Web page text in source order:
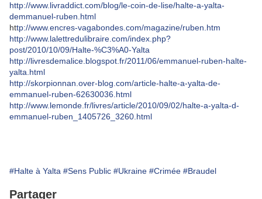
http://www.livraddict.com/blog/le-coin-de-lise/halte-a-yalta-
demmanuel-ruben.html
http://www.encres-vagabondes.com/magazine/ruben.htm
http://www.lalettredulibraire.com/index.php?
post/2010/10/09/Halte-%C3%A0-Yalta
http://livresdemalice.blogspot.fr/2011/06/emmanuel-ruben-halte-
yalta.html
http://skorpionnan.over-blog.com/article-halte-a-yalta-de-
emmanuel-ruben-62630036.html
http://www.lemonde.fr/livres/article/2010/09/02/halte-a-yalta-d-
emmanuel-ruben_1405726_3260.html
#Halte à Yalta #Sens Public #Ukraine #Crimée #Braudel
Partager